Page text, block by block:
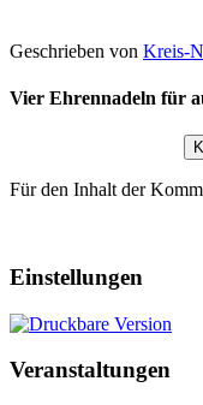
Geschrieben von Kreis-
Vier Ehrennadeln für
Für den Inhalt der
Einstellungen
Veranstaltungen